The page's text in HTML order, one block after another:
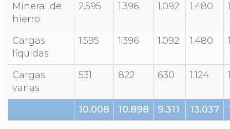
Mineral de
hierro
2.595 1.396 1.092 1.480
Cargas
líquidas
1.595 1.396 1.092 1.480
Cargas
varias
531 822 630 1.124
10.008 10.898 9.311 13.037